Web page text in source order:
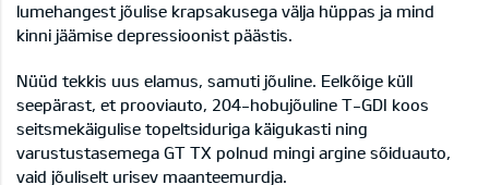
lumehangest jõulise krapsakusega välja hüppas ja mind
kinni jäämise depressioonist päästis.
Nüüd tekkis uus elamus, samuti jõuline. Eelkõige küll
seepärast, et prooviauto, 204-hobujõuline T-GDI koos
seitsmekäigulise topeltsiduriga käigukasti ning
varustustasemega GT TX polnud mingi argine sõiduauto,
vaid jõuliselt urisev maanteemurdja.